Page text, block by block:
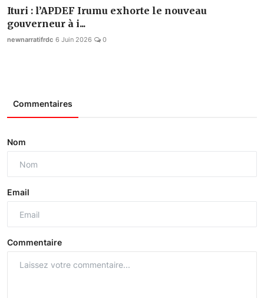
Ituri : l’APDEF Irumu exhorte le nouveau
gouverneur à i...
newnarratifrdc 6 Juin 2026 0
Commentaires
Nom
Email
Commentaire